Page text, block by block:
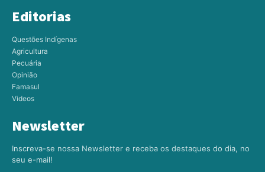
Editorias
Questões Indígenas
Agricultura
Pecuária
Opinião
Famasul
Videos
Newsletter
Inscreva-se nossa Newsletter e receba os destaques do dia, no
seu e-mail!